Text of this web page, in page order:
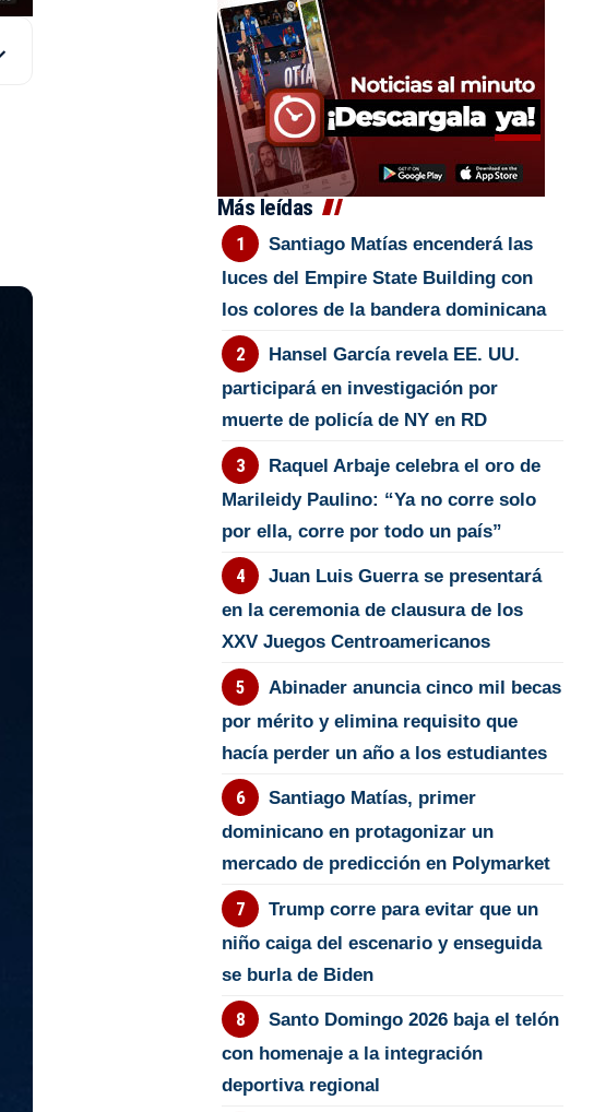
Más leídas
Santiago Matías encenderá las
luces del Empire State Building con
los colores de la bandera dominicana
Hansel García revela EE. UU.
participará en investigación por
muerte de policía de NY en RD
Raquel Arbaje celebra el oro de
Marileidy Paulino: “Ya no corre solo
por ella, corre por todo un país”
Juan Luis Guerra se presentará
en la ceremonia de clausura de los
XXV Juegos Centroamericanos
Abinader anuncia cinco mil becas
por mérito y elimina requisito que
hacía perder un año a los estudiantes
Santiago Matías, primer
dominicano en protagonizar un
mercado de predicción en Polymarket
Trump corre para evitar que un
niño caiga del escenario y enseguida
se burla de Biden
Santo Domingo 2026 baja el telón
con homenaje a la integración
deportiva regional